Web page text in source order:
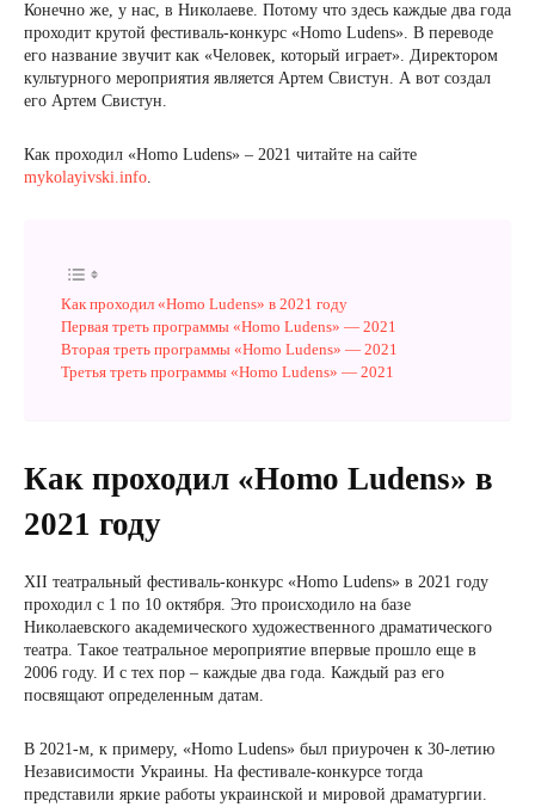
Конечно же, у нас, в Николаеве. Потому что здесь каждые два года
проходит крутой фестиваль-конкурс «Homo Ludens». В переводе
его название звучит как «Человек, который играет». Директором
культурного мероприятия является Артем Свистун. А вот создал
его Артем Свистун.
Как проходил «Homo Ludens» – 2021 читайте на сайте
mykolayivski.info.
Как проходил «Homo Ludens» в 2021 году
Первая треть программы «Homo Ludens» — 2021
Вторая треть программы «Homo Ludens» — 2021
Третья треть программы «Homo Ludens» — 2021
Как проходил «Homo Ludens» в
2021 году
XII театральный фестиваль-конкурс «Homo Ludens» в 2021 году
проходил с 1 по 10 октября. Это происходило на базе
Николаевского академического художественного драматического
театра. Такое театральное мероприятие впервые прошло еще в
2006 году. И с тех пор – каждые два года. Каждый раз его
посвящают определенным датам.
В 2021-м, к примеру, «Homo Ludens» был приурочен к 30-летию
Независимости Украины. На фестивале-конкурсе тогда
представили яркие работы украинской и мировой драматургии.